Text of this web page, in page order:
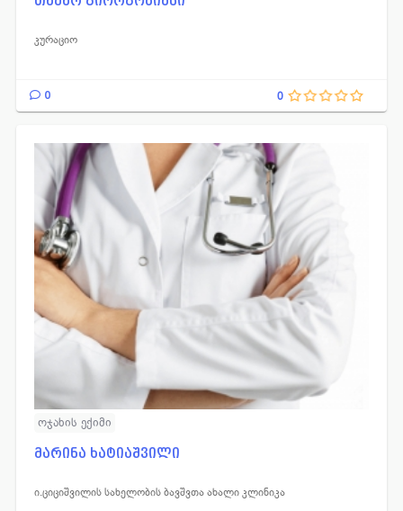
კურაციო
0 0
ოჯახის ექიმი
მარინა ხატიაშვილი
ი.ციციშვილის სახელობის ბავშვთა ახალი კლინიკა